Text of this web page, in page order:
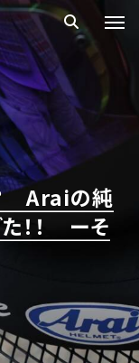
Araiの純
！！ ーそ